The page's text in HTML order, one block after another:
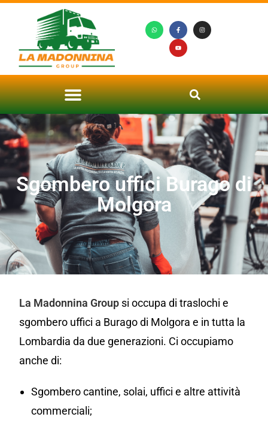
Sgombero uffici Burago di
Molgora
La Madonnina Group si occupa di traslochi e
sgombero uffici a Burago di Molgora e in tutta la
Lombardia da due generazioni. Ci occupiamo
anche di:
Sgombero cantine, solai, uffici e altre attività
commerciali;